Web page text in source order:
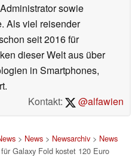
sowie
Als viel reisender
seit 2016 für
dieser Welt aus über
in Smartphones,
Kontakt:
@alfawien
> News> Newsarchiv> News
Galaxy Fold kostet 120 Euro